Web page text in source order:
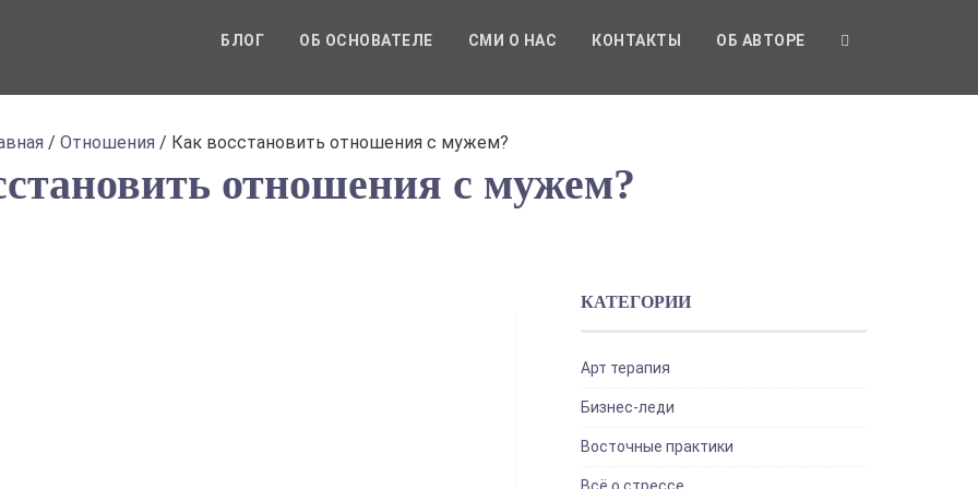
БЛОГ ОБ ОСНОВАТЕЛЕ СМИ О НАС КОНТАКТЫ ОБ АВТОРЕ
/ Отношения / Как восстановить отношения с мужем?
отношения с мужем?
КАТЕГОРИИ
Арт терапия
Бизнес-леди
Восточные практики